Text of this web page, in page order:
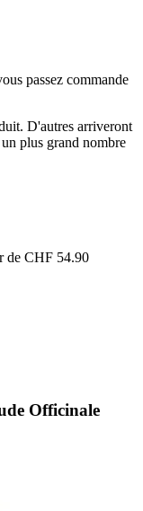
passez commande
D'autres arriveront
plus grand nombre
de CHF 54.90
Officinale